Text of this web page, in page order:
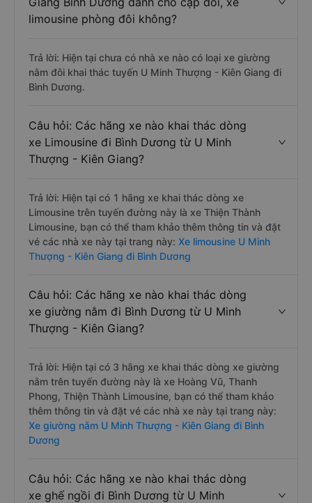
limousine phòng đôi không?
Trả lời: Hiện tại chưa có nhà xe nào có loại xe giường
nằm đôi khai thác tuyến U Minh Thượng - Kiên Giang đi
Bình Dương.
Câu hỏi: Các hãng xe nào khai thác dòng
xe Limousine đi Bình Dương từ U Minh
Thượng - Kiên Giang?
Trả lời: Hiện tại có 1 hãng xe khai thác dòng xe
Limousine trên tuyến đường này là xe Thiện Thành
Limousine, bạn có thể tham khảo thêm thông tin và đặt
vé các nhà xe này tại trang này: Xe limousine U Minh
Thượng - Kiên Giang đi Bình Dương
Câu hỏi: Các hãng xe nào khai thác dòng
xe giường nằm đi Bình Dương từ U Minh
Thượng - Kiên Giang?
Trả lời: Hiện tại có 3 hãng xe khai thác dòng xe giường
nằm trên tuyến đường này là xe Hoàng Vũ, Thanh
Phong, Thiện Thành Limousine, bạn có thể tham khảo
thêm thông tin và đặt vé các nhà xe này tại trang này:
Xe giường nằm U Minh Thượng - Kiên Giang đi Bình
Dương
Câu hỏi: Các hãng xe nào khai thác dòng
xe ghế ngồi đi Bình Dương từ U Minh